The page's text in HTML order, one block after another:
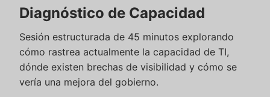
Diagnóstico de Capacidad
Sesión estructurada de 45 minutos explorando
cómo rastrea actualmente la capacidad de TI,
dónde existen brechas de visibilidad y cómo se
vería una mejora del gobierno.